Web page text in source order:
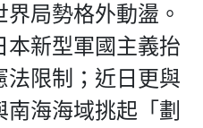
局勢格外動盪。
本新型軍國主義抬
法限制；近日更與
海海域挑起「劃